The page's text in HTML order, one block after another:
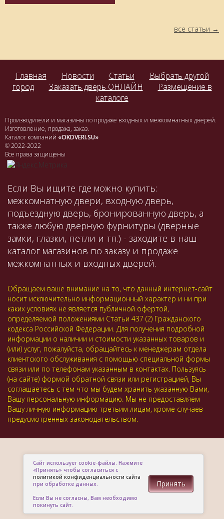
все статьи
Главная Новости Статьи
Выбрать другой
город
Заказать дверь ОНЛАЙН
Размещение в
каталоге
Производители и магазины по продаже входных и межкомнатных дверей.
Изготовление, продажа, заказ.
Каталог компаний «OKDVERI.SU»
© 2022-2022
Все права защищены
Если Вы ищите где можно купить:
межкомнатную двери, входную дверь,
подъездную дверь, бронированную дверь, а
также любую дверную фурнитуры (дверные
замки, глазки, петли и тп.) - заходите в наш
каталог магазинов по заказу и продаже
межкомнатных и входных дверей.
Обращаем ваше внимание на то, что данный интернет-сайт
носит исключительно информационный характер и ни при
каких условиях не является публичной офертой,
определяемой положениями Статьи 437 (2) Гражданского
кодекса Российской Федерации. Для получения подробной
информации о наличии и стоимости указанных товаров и
(или) услуг, пожалуйста, обращайтесь к менеджерам отдела
клиентского обслуживания с помощью специальной формы
связи или по телефонам указанным в контактах. Пользуясь
(на сайте) формой обратной связи или регистрацией, Вы
соглашаетесь с тем что мы будем хранить указанную Вами,
Вашу персональную информацию. Мы не предоставляем
Вашу личную информацию третьим лицам, кроме случаев
предусмотренных законодательством.
Сайт использует cookie-файлы. Нажмите
«Принять» чтобы согласиться с
политикой конфиденциальности сайта
при обработке данных.
Если Вы не согласны, Вам необходимо
покинуть сайт.
Принять